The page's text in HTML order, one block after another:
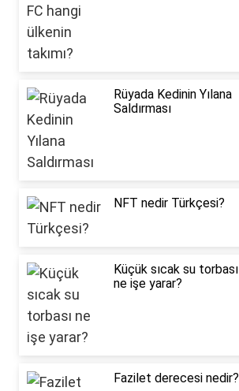
Rüyada Kedinin Yılana
Saldırması
NFT nedir Türkçesi?
Küçük sıcak su torbası
ne işe yarar?
Fazilet derecesi nedir?